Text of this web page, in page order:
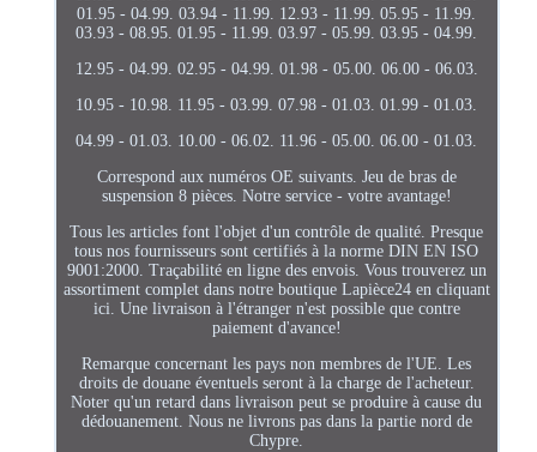
01.95 - 04.99. 03.94 - 11.99. 12.93 - 11.99. 05.95 - 11.99.
03.93 - 08.95. 01.95 - 11.99. 03.97 - 05.99. 03.95 - 04.99.
12.95 - 04.99. 02.95 - 04.99. 01.98 - 05.00. 06.00 - 06.03.
10.95 - 10.98. 11.95 - 03.99. 07.98 - 01.03. 01.99 - 01.03.
04.99 - 01.03. 10.00 - 06.02. 11.96 - 05.00. 06.00 - 01.03.
Correspond aux numéros OE suivants. Jeu de bras de
suspension 8 pièces. Notre service - votre avantage!
Tous les articles font l'objet d'un contrôle de qualité. Presque
tous nos fournisseurs sont certifiés à la norme DIN EN ISO
9001:2000. Traçabilité en ligne des envois. Vous trouverez un
assortiment complet dans notre boutique Lapièce24 en cliquant
ici. Une livraison à l'étranger n'est possible que contre
paiement d'avance!
Remarque concernant les pays non membres de l'UE. Les
droits de douane éventuels seront à la charge de l'acheteur.
Noter qu'un retard dans livraison peut se produire à cause du
dédouanement. Nous ne livrons pas dans la partie nord de
Chypre.